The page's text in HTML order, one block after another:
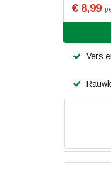
€ 8,99
Vers